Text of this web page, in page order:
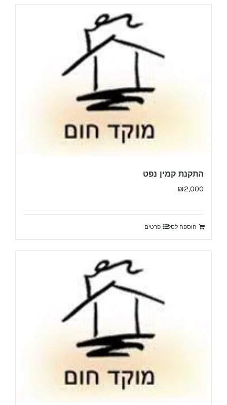
התקנת קמין נפט
₪2,000
הוספה לסל פרטים